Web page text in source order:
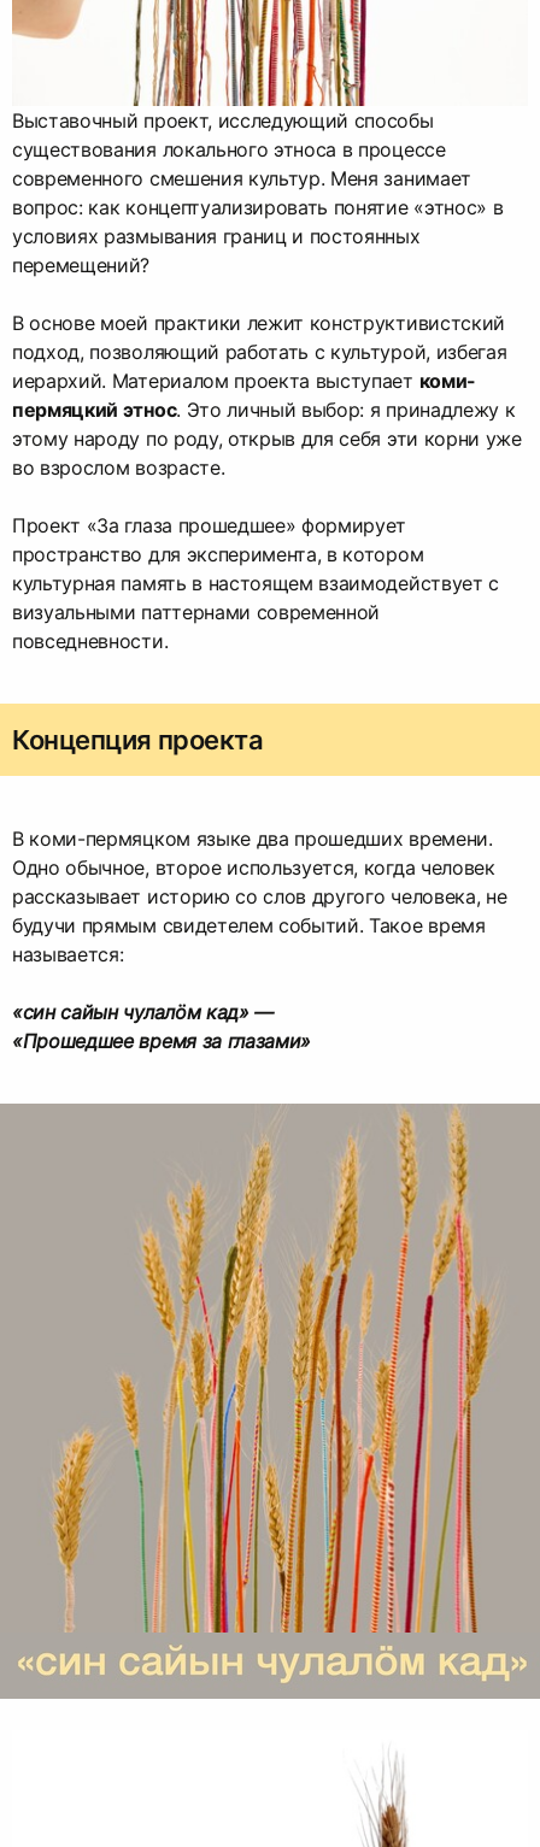
Выставочный проект, исследующий способы
существования локального этноса в процессе
современного смешения культур. Меня занимает
вопрос: как концептуализировать понятие «этнос» в
условиях размывания границ и постоянных
перемещений?
В основе моей практики лежит конструктивистский
подход, позволяющий работать с культурой, избегая
иерархий. Материалом проекта выступает коми-
пермяцкий этнос. Это личный выбор: я принадлежу к
этому народу по роду, открыв для себя эти корни уже
во взрослом возрасте.
Проект «За глаза прошедшее» формирует
пространство для эксперимента, в котором
культурная память в настоящем взаимодействует с
визуальными паттернами современной
повседневности.
Концепция проекта
В коми-пермяцком языке два прошедших времени.
Одно обычное, второе используется, когда человек
рассказывает историю со слов другого человека, не
будучи прямым свидетелем событий. Такое время
называется:
«син сайын чулалöм кад» —
«Прошедшее время за глазами»